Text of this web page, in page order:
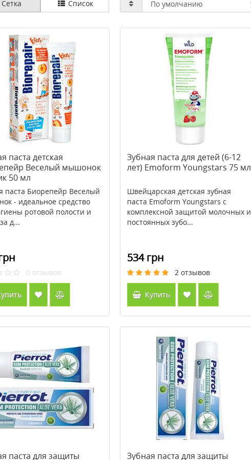
Сетка Список
паста детская
Веселый мышонок
50 мл
паста Биорепейр Веселый
- идеальное средство
ротовой полости и
д...
0 отзывов
Зубная паста для детей (6-12
лет) Emoform Youngstars 75 мл
Швейцарская детская зубная
паста Emoform Youngstars с
комплексной защитой молочных и
постоянных зубо...
534 грн
2 отзывов
Купить
паста для защиты
Зубная паста для защиты